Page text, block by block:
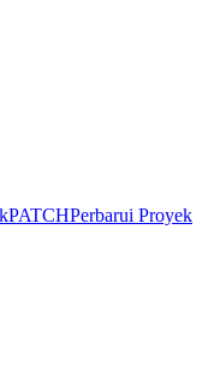
PATCHPerbarui Proyek